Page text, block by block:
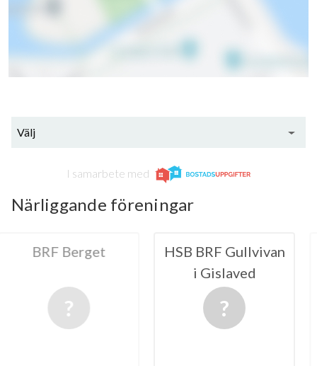
Välj
I samarbete med
Närliggande föreningar
HSB BRF Gullvivan
HSB